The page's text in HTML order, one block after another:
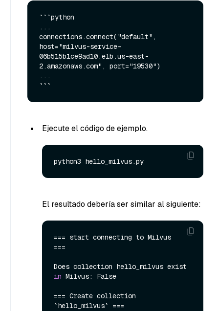
```python
...
connections.connect("default",
host="milvus-service-
06b515b1ce9ad10.elb.us-east-
2.amazonaws.com", port="19530")
...
Ejecute el código de ejemplo.
El resultado debería ser similar al siguiente:
=== start connecting to Milvus
===
in Milvus: False
=== Create collection
`hello_milvus` ===